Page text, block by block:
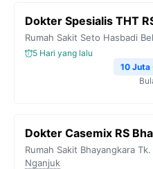
Dokter Spesialis THT
Rumah Sakit Seto Hasbadi
5 Hari yang lalu
10
Dokter Casemix RS
Rumah Sakit Bhayangkara
Nganjuk